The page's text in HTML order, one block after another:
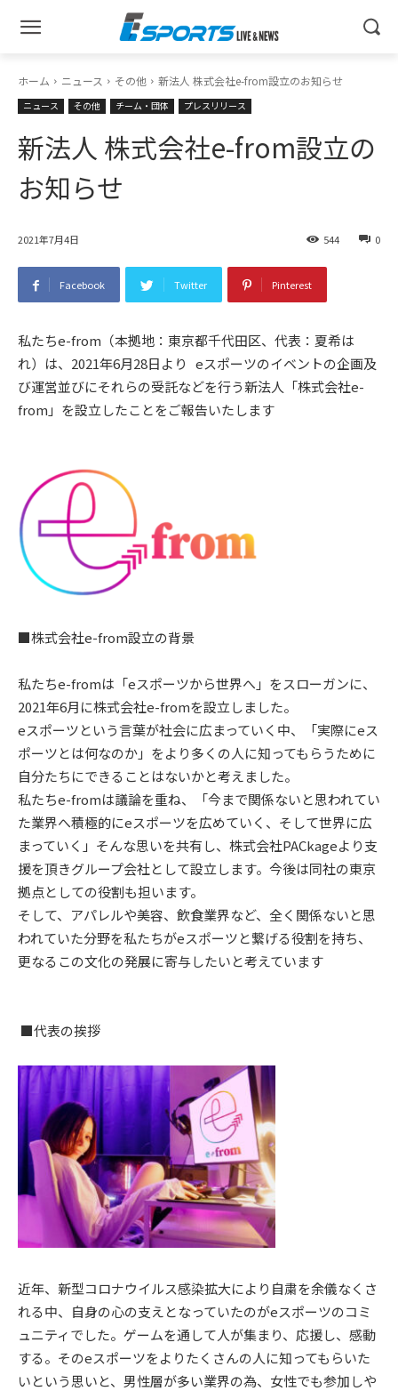
ホーム ニュース その他 新法人 株式会社e-from設立のお知らせ
ニュース その他 チーム・団体 プレスリリース
新法人 株式会社e-from設立の
お知らせ
2021年7月4日 0
544
Facebook Twitter Pinterest
私たちe-from（本拠地：東京都千代田区、代表：夏希は
れ）は、2021年6月28日より eスポーツのイベントの企画及
び運営並びにそれらの受託などを行う新法人「株式会社e-
from」を設立したことをご報告いたします
■株式会社e-from設立の背景
私たちe-fromは「eスポーツから世界へ」をスローガンに、
2021年6月に株式会社e-fromを設立しました。
eスポーツという言葉が社会に広まっていく中、「実際にeス
ポーツとは何なのか」をより多くの人に知ってもらうために
自分たちにできることはないかと考えました。
私たちe-fromは議論を重ね、「今まで関係ないと思われてい
た業界へ積極的にeスポーツを広めていく、そして世界に広
まっていく」そんな思いを共有し、株式会社PACkageより支
援を頂きグループ会社として設立します。今後は同社の東京
拠点としての役割も担います。
そして、アパレルや美容、飲食業界など、全く関係ないと思
われていた分野を私たちがeスポーツと繋げる役割を持ち、
更なるこの文化の発展に寄与したいと考えています
■代表の挨拶
近年、新型コロナウイルス感染拡大により自粛を余儀なくさ
れる中、自身の心の支えとなっていたのがeスポーツのコミ
ュニティでした。ゲームを通して人が集まり、応援し、感動
する。そのeスポーツをよりたくさんの人に知ってもらいた
いという思いと、男性層が多い業界の為、女性でも参加しや